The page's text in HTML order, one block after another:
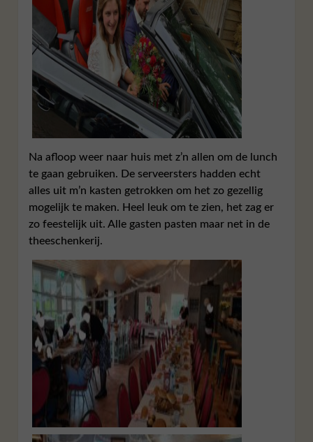
Na afloop weer naar huis met z’n allen om de lunch
te gaan gebruiken. De serveersters hadden echt
alles uit m’n kasten getrokken om het zo gezellig
mogelijk te maken. Heel leuk om te zien, het zag er
zo feestelijk uit. Alle gasten pasten maar net in de
theeschenkerij.